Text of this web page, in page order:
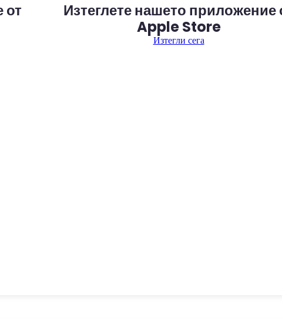
от
Изтеглете нашето приложение
Apple Store
Изтегли сега